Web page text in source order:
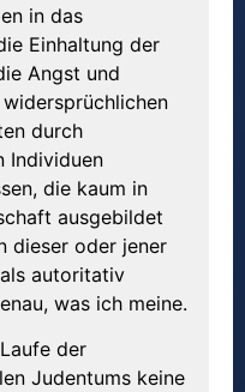
in das
Einhaltung der
Angst und
durch
Individuen
die kaum in
ausgebildet
dieser oder jener
autoritativ
was ich meine.
der
Judentums keine